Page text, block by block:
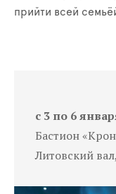
прийти всей
с 3 по 6
Бастион
Литовский